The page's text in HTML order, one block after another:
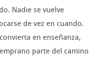
Nadie se vuelve
de vez en cuando.
en enseñanza,
parte del camino